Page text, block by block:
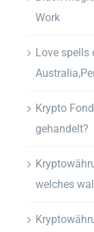
Work
Love spells
Krypto
gehandelt?
welches